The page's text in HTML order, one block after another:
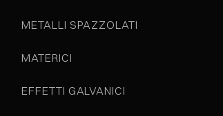
METALLI SPAZZOLATI
MATERICI
EFFETTI GALVANICI